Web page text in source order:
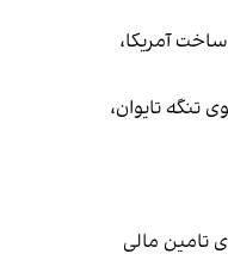
آمریکا،
آن سوی تنگه تایوان،
برای تامین مالی